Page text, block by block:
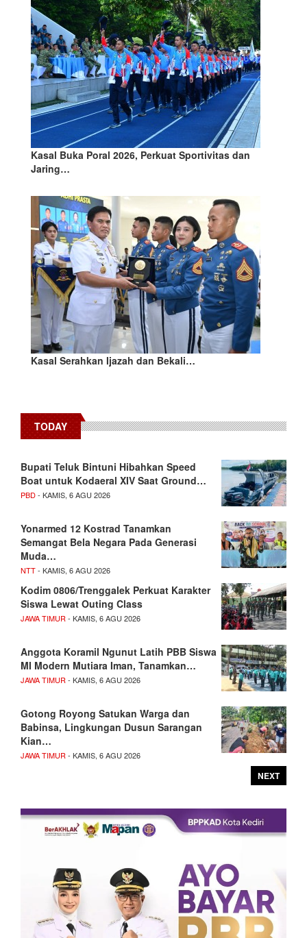
Kasal Buka Poral 2026, Perkuat Sportivitas dan
Jaring…
Kasal Serahkan Ijazah dan Bekali…
TODAY
Bupati Teluk Bintuni Hibahkan Speed
Boat untuk Kodaeral XIV Saat Ground…
PBD- KAMIS, 6 AGU 2026
Yonarmed 12 Kostrad Tanamkan
Semangat Bela Negara Pada Generasi
Muda…
NTT- KAMIS, 6 AGU 2026
Kodim 0806/Trenggalek Perkuat Karakter
Siswa Lewat Outing Class
JAWA TIMUR- KAMIS, 6 AGU 2026
Anggota Koramil Ngunut Latih PBB Siswa
MI Modern Mutiara Iman, Tanamkan…
JAWA TIMUR- KAMIS, 6 AGU 2026
Gotong Royong Satukan Warga dan
Babinsa, Lingkungan Dusun Sarangan
Kian…
JAWA TIMUR- KAMIS, 6 AGU 2026
NEXT